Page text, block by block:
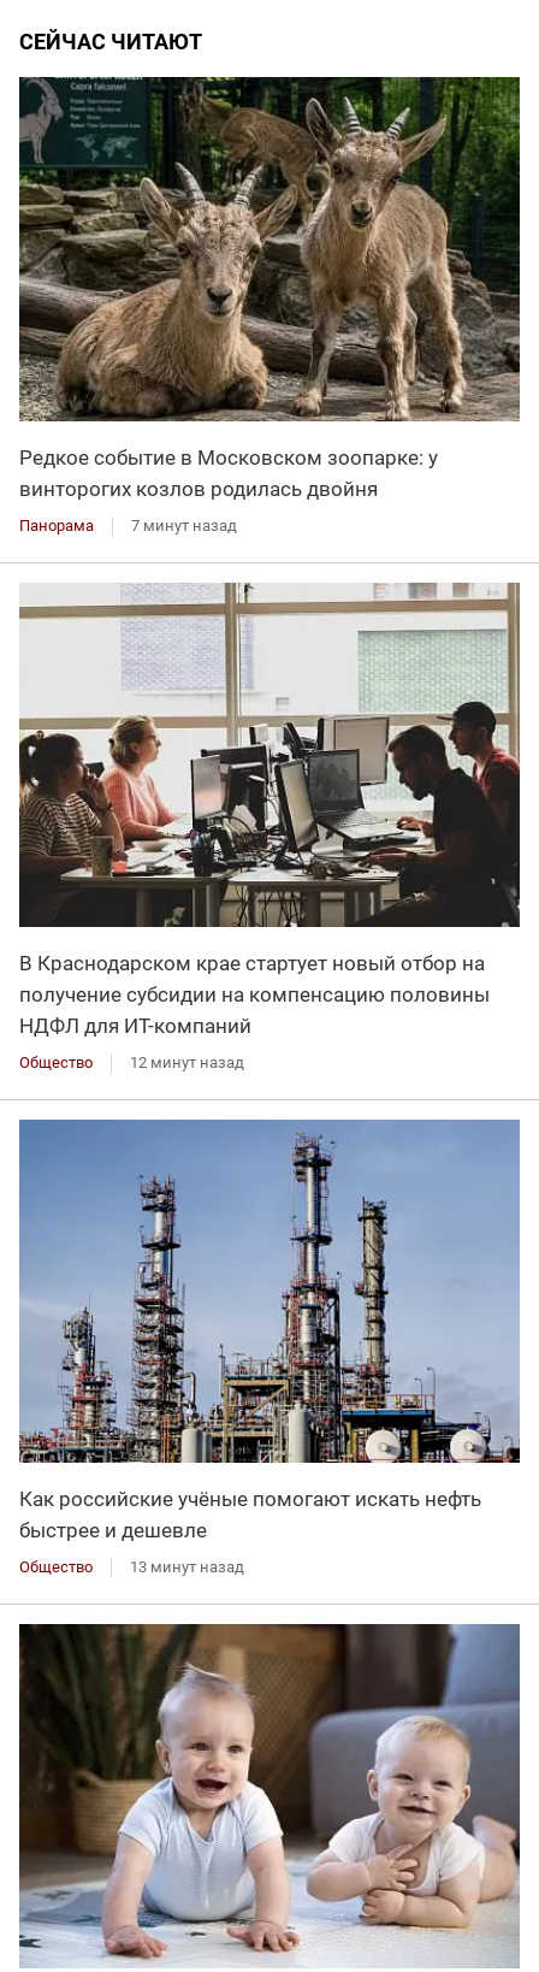
СЕЙЧАС ЧИТАЮТ
Редкое событие в Московском зоопарке: у
винторогих козлов родилась двойня
Панорама 7 минут назад
В Краснодарском крае стартует новый отбор на
получение субсидии на компенсацию половины
НДФЛ для ИT-компаний
Общество 12 минут назад
Как российские учёные помогают искать нефть
быстрее и дешевле
Общество 13 минут назад